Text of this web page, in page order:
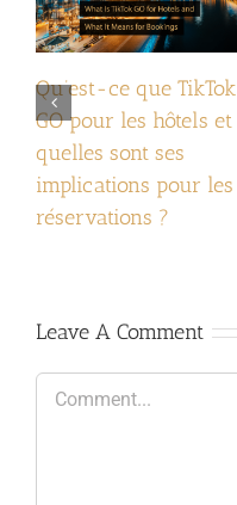
Qu’est-ce que TikTok
GO pour les hôtels et
quelles sont ses
implications pour les
réservations ?
Leave A Comment
Comment